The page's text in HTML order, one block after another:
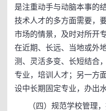
是注重动手与动脑本事的
技术人才的多方面需要，
市场的情景，及时对所开
在近期、长远、当地或外
测、灵活多变、长短结合
专业，培训人才；另一方
设中长期固定专业，办出
（四）规范学校管理，